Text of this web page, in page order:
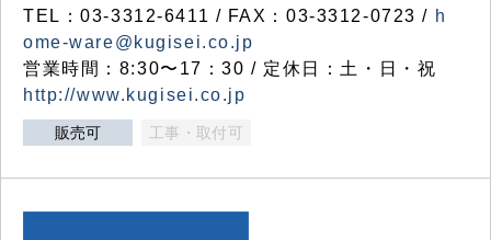
TEL：03-3312-6411 / FAX：03-3312-0723 / h
ome-ware@kugisei.co.jp
営業時間：8:30〜17：30 / 定休日：土・日・祝
http://www.kugisei.co.jp
販売可 工事・取付可